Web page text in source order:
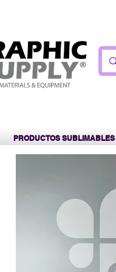
PRODUCTOS SUBLIMABLES